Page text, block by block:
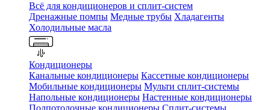
Всё для кондиционеров и сплит-систем
Дренажные помпы Медные трубы Хладагенты
Холодильные масла
Кондиционеры
Канальные кондиционеры Кассетные кондиционеры
Мобильные кондиционеры Мульти сплит-системы
Напольные кондиционеры Настенные кондиционеры
Подпотолочные кондиционеры Сплит-системы